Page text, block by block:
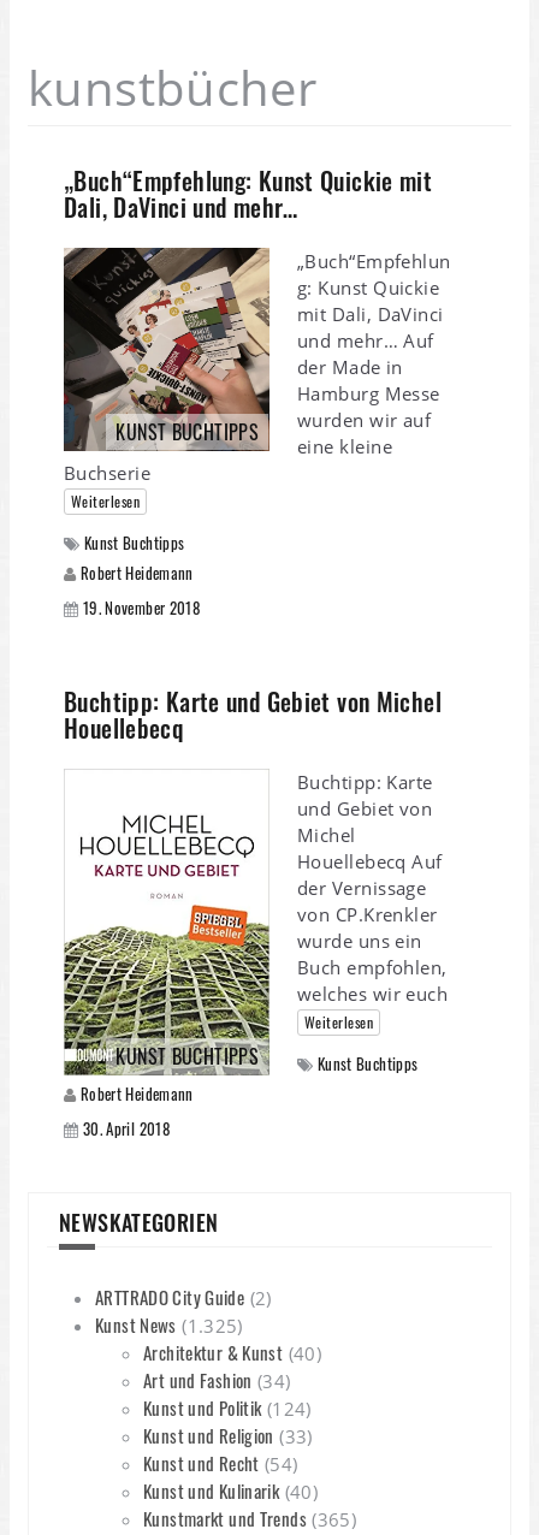
kunstbücher
„Buch“Empfehlung: Kunst Quickie mit
Dali, DaVinci und mehr…
KUNST BUCHTIPPS
„Buch“Empfehlun
g: Kunst Quickie
mit Dali, DaVinci
und mehr… Auf
der Made in
Hamburg Messe
wurden wir auf
eine kleine
Buchserie
Weiterlesen
Kunst Buchtipps
Robert Heidemann
19. November 2018
Buchtipp: Karte und Gebiet von Michel
Houellebecq
KUNST BUCHTIPPS
Buchtipp: Karte
und Gebiet von
Michel
Houellebecq Auf
der Vernissage
von CP.Krenkler
wurde uns ein
Buch empfohlen,
welches wir euch
Weiterlesen
Kunst Buchtipps
Robert Heidemann
30. April 2018
NEWSKATEGORIEN
ARTTRADO City Guide (2)
Kunst News (1.325)
Architektur & Kunst (40)
Art und Fashion (34)
Kunst und Politik(124)
Kunst und Religion (33)
Kunst und Recht (54)
Kunst und Kulinarik(40)
Kunstmarkt und Trends(365)